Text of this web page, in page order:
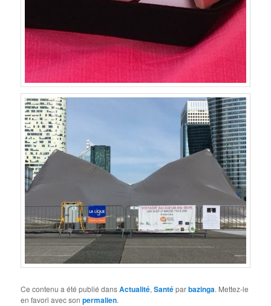
Ce contenu a été publié dansActualité,Santéparbazinga. Mettez-le
en favori avec sonpermalien.